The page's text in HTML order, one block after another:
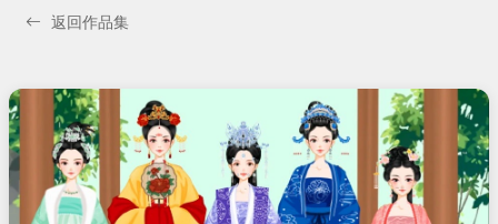
返回作品集